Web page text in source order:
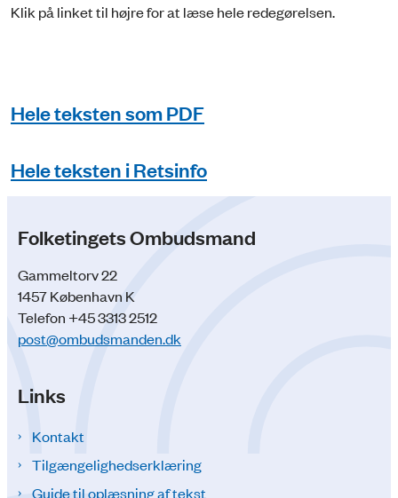
Klik på linket til højre for at læse hele redegørelsen.
Hele teksten som PDF
Hele teksten i Retsinfo
Folketingets Ombudsmand
Gammeltorv 22
1457 København K
Telefon +45 3313 2512
post@ombudsmanden.dk
Links
Kontakt
Tilgængelighedserklæring
Guide til oplæsning af tekst